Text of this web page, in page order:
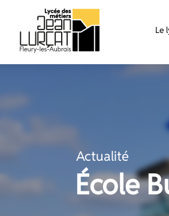
contenu
Le
Actualité
École
Panneau de gestion des cookies